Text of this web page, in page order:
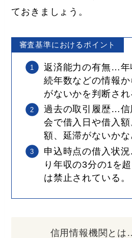
ておきましょう。
審査基準におけるポイント
返済能力の有無…年
続年数などの情報
がないかを判断され
過去の取引履歴…信
会で借入日や借入
額、延滞がないか
申込時点の借入状
り年収の3分の1を
は禁止されている。
信用情報機関と